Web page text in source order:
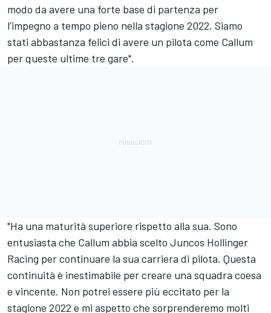
modo da avere una forte base di partenza per
l’impegno a tempo pieno nella stagione 2022. Siamo
stati abbastanza felici di avere un pilota come Callum
per queste ultime tre gare".
"Ha una maturità superiore rispetto alla sua. Sono
entusiasta che Callum abbia scelto Juncos Hollinger
Racing per continuare la sua carriera di pilota. Questa
continuità è inestimabile per creare una squadra coesa
e vincente. Non potrei essere più eccitato per la
stagione 2022 e mi aspetto che sorprenderemo molti